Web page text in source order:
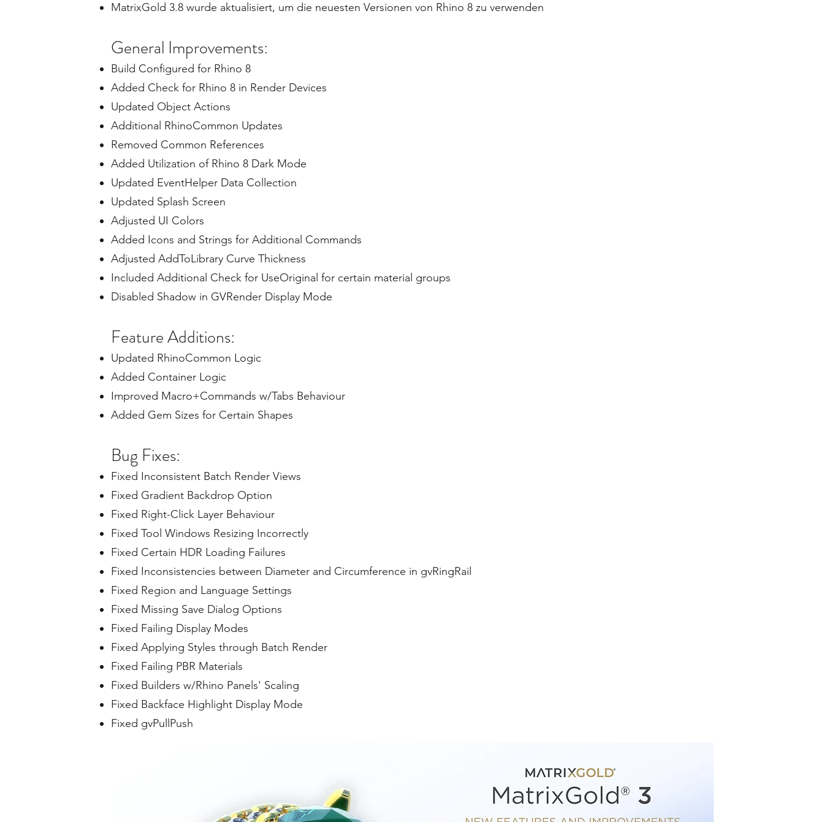
MatrixGold 3.8 wurde aktualisiert, um die neuesten Versionen von Rhino 8 zu verwenden
General Improvements:
Build Configured for Rhino 8
Added Check for Rhino 8 in Render Devices
Updated Object Actions
Additional RhinoCommon Updates
Removed Common References
Added Utilization of Rhino 8 Dark Mode
Updated EventHelper Data Collection
Updated Splash Screen
Adjusted UI Colors
Added Icons and Strings for Additional Commands
Adjusted AddToLibrary Curve Thickness
Included Additional Check for UseOriginal for certain material groups
Disabled Shadow in GVRender Display Mode
Feature Additions:
Updated RhinoCommon Logic
Added Container Logic
Improved Macro+Commands w/Tabs Behaviour
Added Gem Sizes for Certain Shapes
Bug Fixes:
Fixed Inconsistent Batch Render Views
Fixed Gradient Backdrop Option
Fixed Right-Click Layer Behaviour
Fixed Tool Windows Resizing Incorrectly
Fixed Certain HDR Loading Failures
Fixed Inconsistencies between Diameter and Circumference in gvRingRail
Fixed Region and Language Settings
Fixed Missing Save Dialog Options
Fixed Failing Display Modes
Fixed Applying Styles through Batch Render
Fixed Failing PBR Materials
Fixed Builders w/Rhino Panels' Scaling
Fixed Backface Highlight Display Mode
Fixed gvPullPush